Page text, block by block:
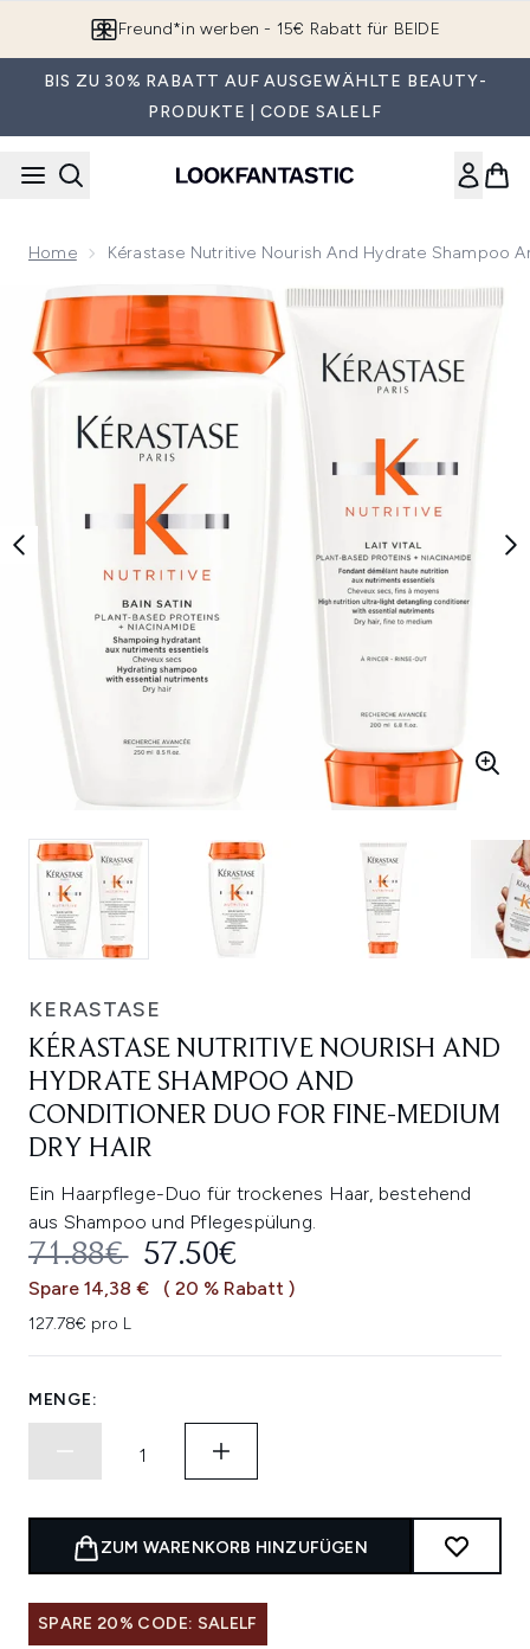
Freund*in werben - 15€ Rabatt für BEIDE
BIS ZU 30% RABATT AUF AUSGEWÄHLTE BEAUTY-
PRODUKTE | CODE SALELF
Home Kérastase Nutritive Nourish And Hydrate Shampoo
Now showing image 1 Kérastase Nutritive Nourish and
KERASTASE
KÉRASTASE NUTRITIVE NOURISH AND
HYDRATE SHAMPOO AND
CONDITIONER DUO FOR FINE-MEDIUM
DRY HAIR
Ein Haarpflege-Duo für trockenes Haar, bestehend
aus Shampoo und Pflegespülung.
UNVERBINDLICHE
71.88€ AKTUELLER PREIS:
57.50€
Spare 14,38 € ( 20 % Rabatt )
127.78€ pro L
MENGE:
ZUM WARENKORB HINZUFÜGEN
SPARE 20% CODE: SALELF